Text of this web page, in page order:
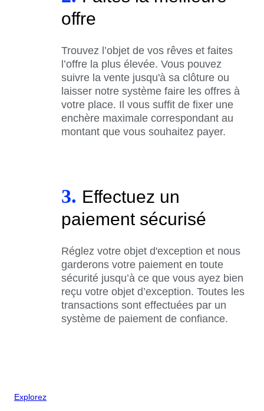
offre
Trouvez l’objet de vos rêves et faites
l’offre la plus élevée. Vous pouvez
suivre la vente jusqu'à sa clôture ou
laisser notre système faire les offres à
votre place. Il vous suffit de fixer une
enchère maximale correspondant au
montant que vous souhaitez payer.
3. Effectuez un
paiement sécurisé
Réglez votre objet d'exception et nous
garderons votre paiement en toute
sécurité jusqu’à ce que vous ayez bien
reçu votre objet d’exception. Toutes les
transactions sont effectuées par un
système de paiement de confiance.
Explorez